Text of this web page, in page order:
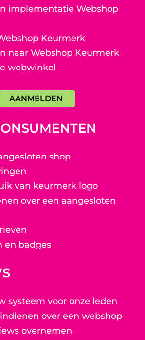
implementatie Webshop
Keurmerk
naar Webshop Keurmerk
webwinkel
AANMELDEN
shop
van keurmerk logo
over een aangesloten
en badges
systeem voor onze leden
over een webshop
overnemen